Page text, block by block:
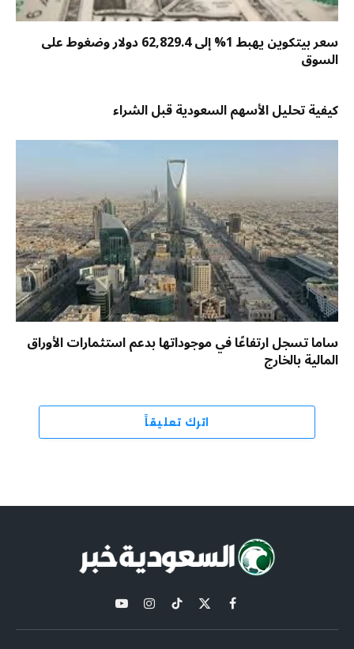
سعر بيتكوين يهبط 1% إلى 62,829.4 دولار وضغوط على
السوق
كيفية تحليل الأسهم السعودية قبل الشراء
ساما تسجل ارتفاعًا في موجوداتها بدعم استثمارات الأوراق
المالية بالخارج
اترك تعليقاً
فيسبوك
X
(Twitter)
تيكتوكالانستغراميوتيوب